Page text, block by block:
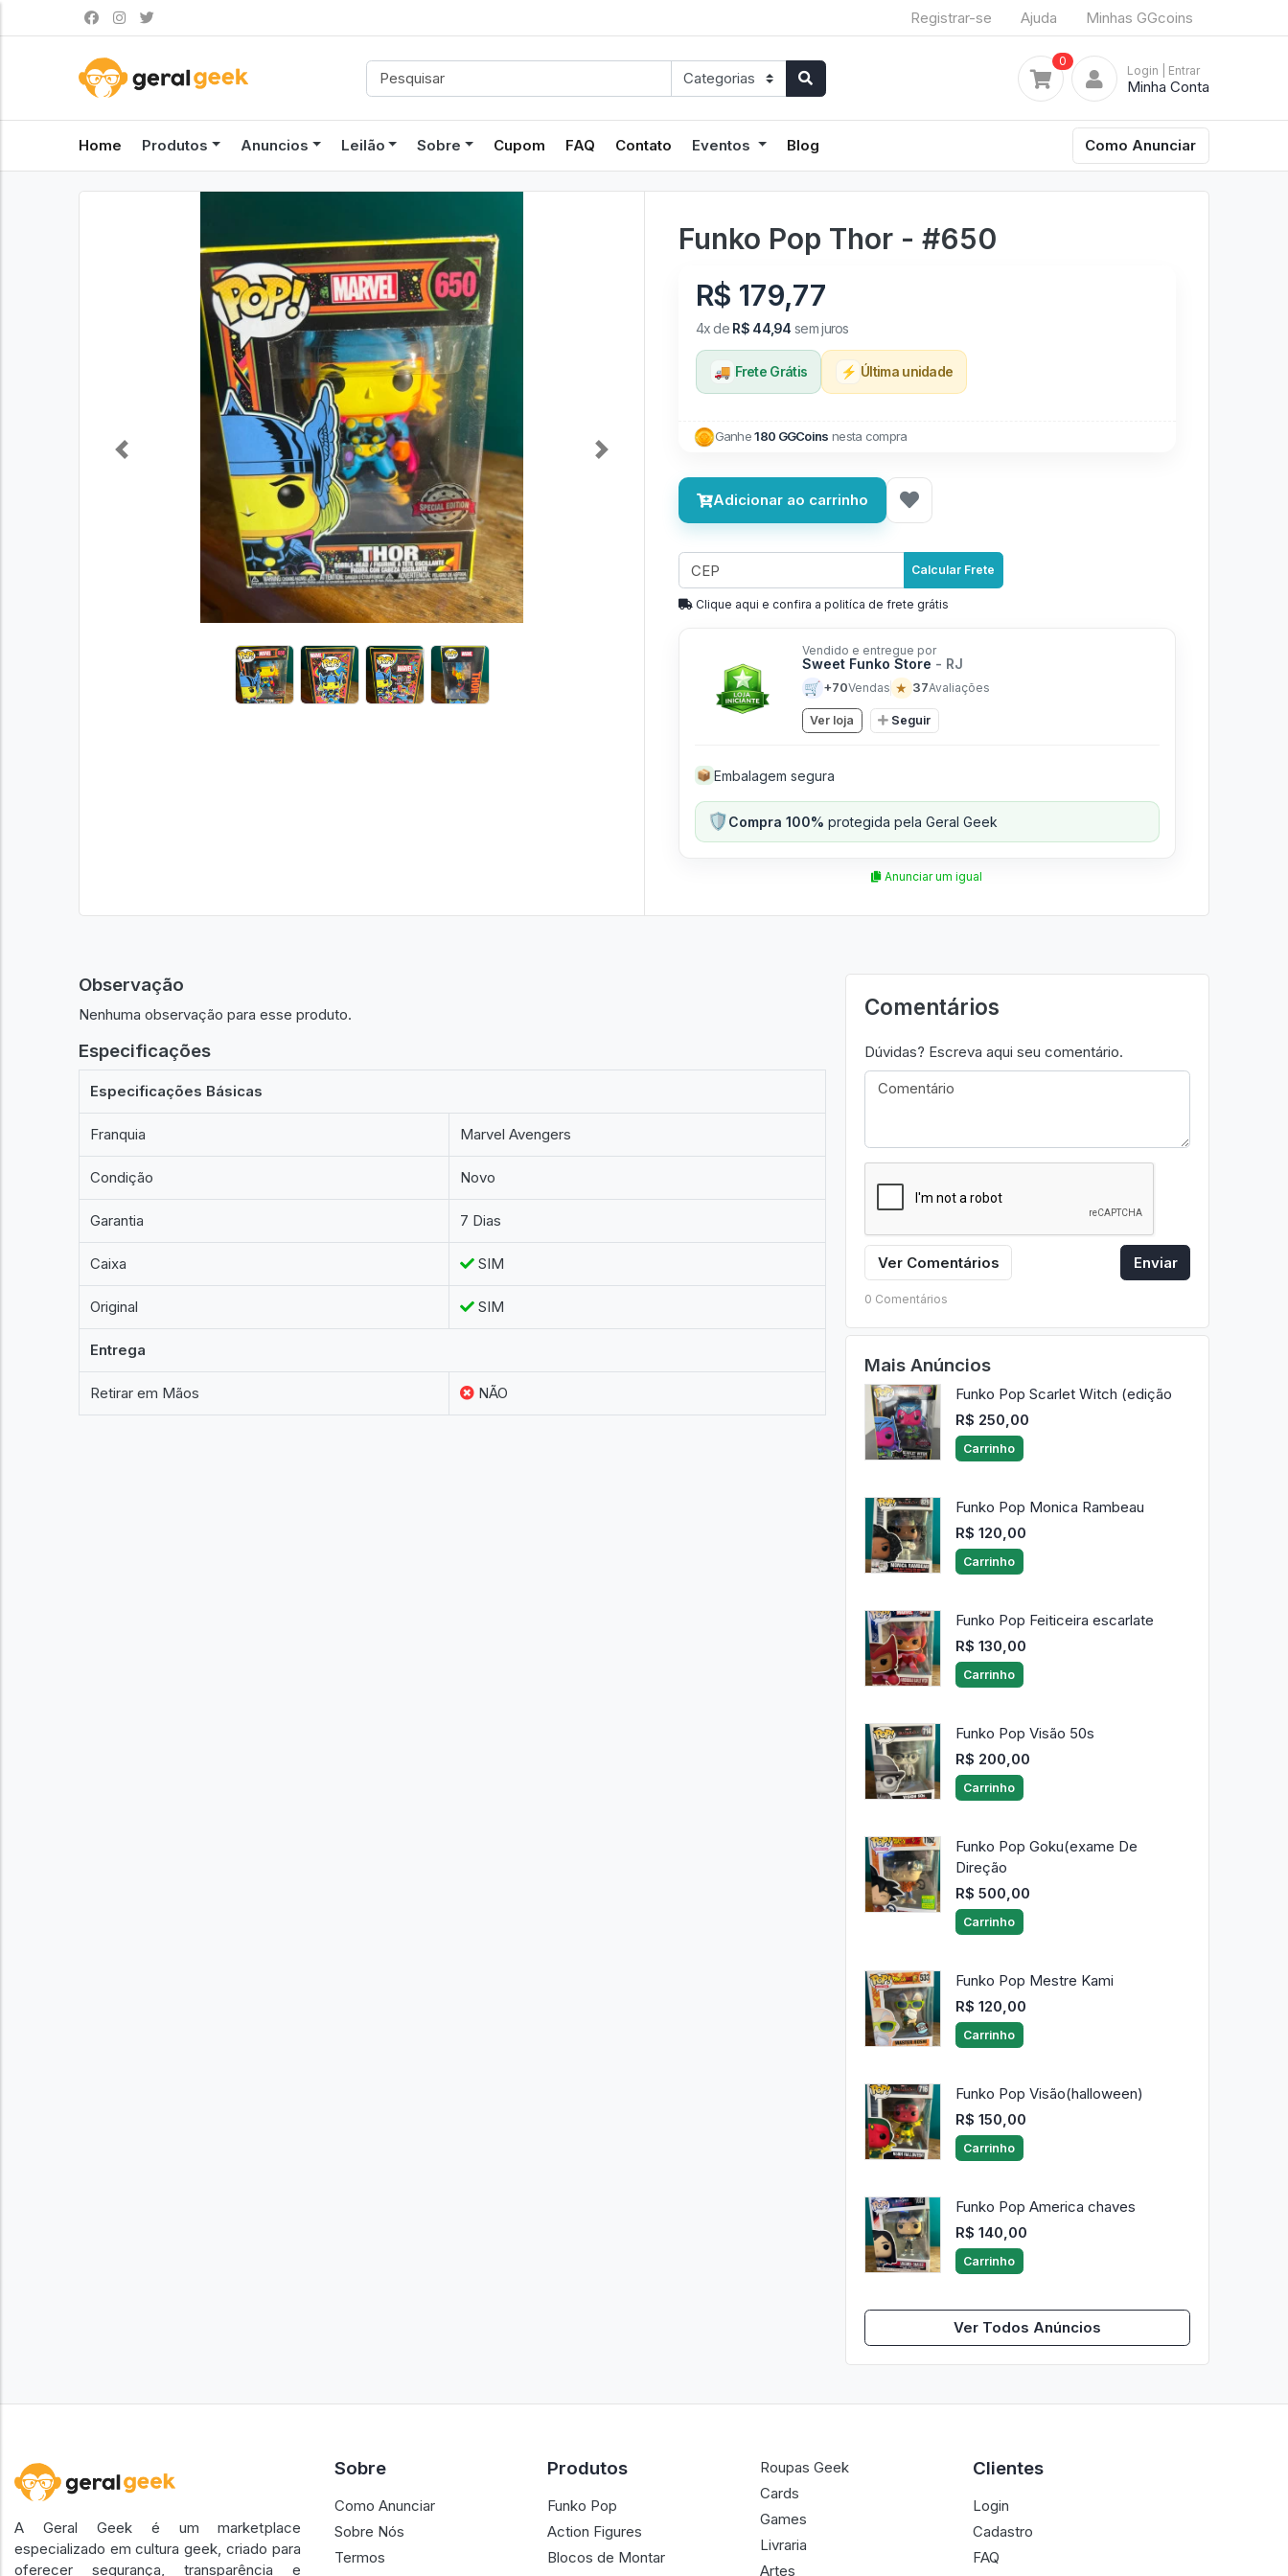
Registrar-se Ajuda Minhas GGcoins
0
Login | Entrar
Minha Conta
Home Produtos Anuncios Leilão Sobre Cupom FAQ Contato Eventos Blog Como Anunciar
Previous Next
Funko Pop Thor - #650
R$ 179,77
4x de R$ 44,94 sem juros
🚚 Frete Grátis ⚡ Última unidade
Ganhe180 GGCoins nesta compra
Adicionar ao carrinho
Calcular Frete
Clique aqui e confira a politíca de frete grátis
Vendido e entregue por
Sweet Funko Store - RJ
🛒 +70Vendas ★ 37Avaliações
Ver loja Seguir
📦 Embalagem segura
🛡️Compra 100% protegida pela Geral Geek
Anunciar um igual
Observação
Nenhuma observação para esse produto.
Especificações
Especificações Básicas
Franquia Marvel Avengers
Condição Novo
Garantia 7 Dias
Caixa SIM
Original SIM
Entrega
Retirar em Mãos NÃO
Comentários
Dúvidas? Escreva aqui seu comentário.
Ver Comentários Enviar
0 Comentários
Mais Anúncios
Funko Pop Scarlet Witch (edição
R$ 250,00
Carrinho
Funko Pop Monica Rambeau
R$ 120,00
Carrinho
Funko Pop Feiticeira escarlate
R$ 130,00
Carrinho
Funko Pop Visão 50s
R$ 200,00
Carrinho
Funko Pop Goku(exame De
Direção
R$ 500,00
Carrinho
Funko Pop Mestre Kami
R$ 120,00
Carrinho
Funko Pop Visão(halloween)
R$ 150,00
Carrinho
Funko Pop America chaves
R$ 140,00
Carrinho
Ver Todos Anúncios
A Geral Geek é um marketplace
especializado em cultura geek, criado para
oferecer segurança, transparência e
Sobre
Como Anunciar
Sobre Nós
Termos
Produtos
Funko Pop
Action Figures
Blocos de Montar
Roupas Geek
Cards
Games
Livraria
Artes
Clientes
Login
Cadastro
FAQ